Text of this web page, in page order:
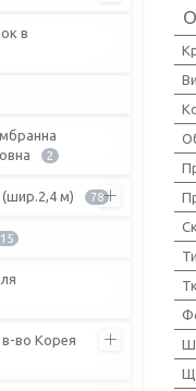
в
2
м) 78
15
в-во Корея